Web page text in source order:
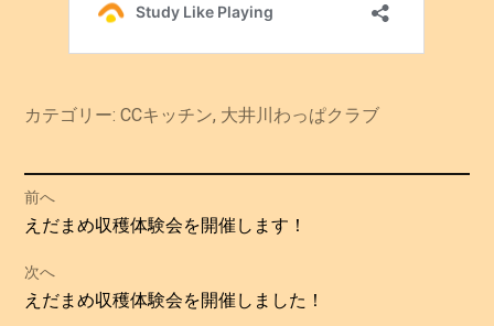
カテゴリー:CCキッチン, 大井川わっぱクラブ
投
稿
ナ
前へ
過
の
投
えだまめ収穫体験会を開催します！
次へ
次
えだまめ収穫体験会を開催しました！